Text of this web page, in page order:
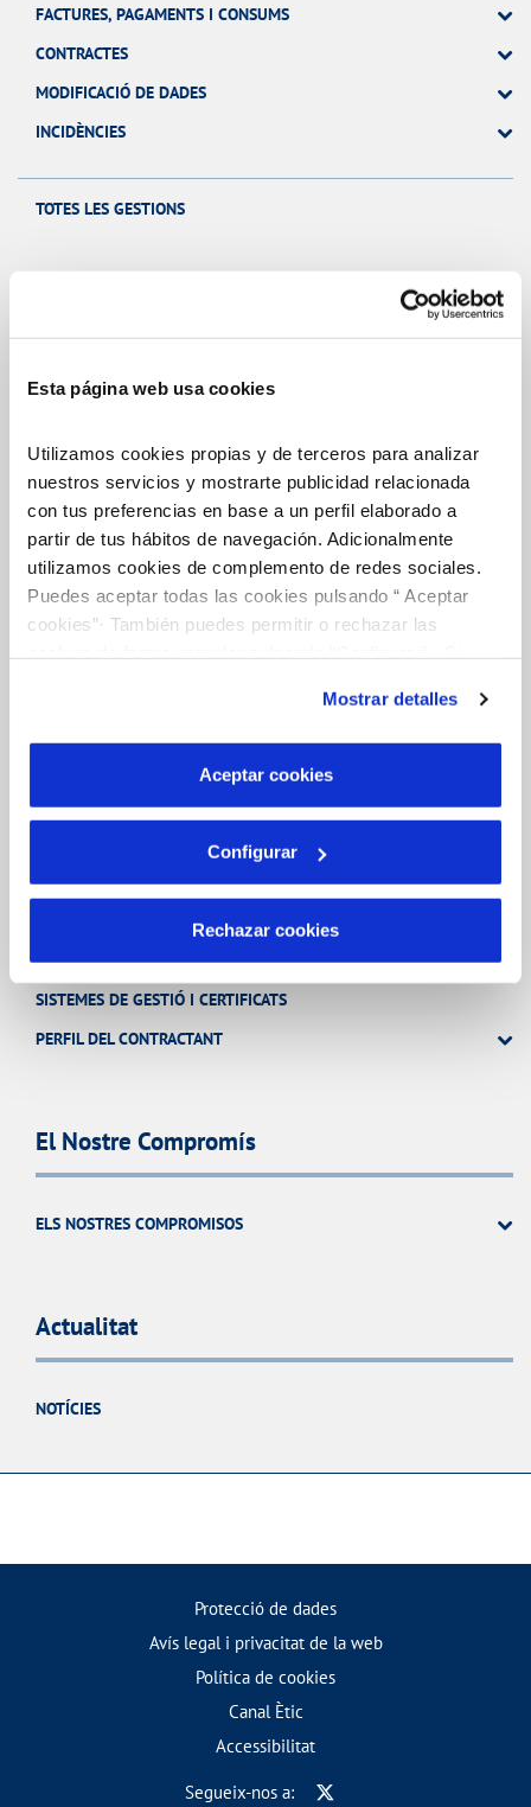
Esta página web usa cookies
Utilizamos cookies propias y de terceros para analizar
nuestros servicios y mostrarte publicidad relacionada
con tus preferencias en base a un perfil elaborado a
partir de tus hábitos de navegación. Adicionalmente
utilizamos cookies de complemento de redes sociales.
Puedes aceptar todas las cookies pulsando “ Aceptar
cookies”· También puedes permitir o rechazar las
instalación de todas las cookies salvo las necesarias que
son indispensables para que el sitio web funcione y que
por tanto no se pueden desactivar. Puedes consultar
Mostrar detalles
Aceptar cookies
Configurar
Rechazar cookies
FACTURES, PAGAMENTS I CONSUMS
CONTRACTES
MODIFICACIÓ DE DADES
INCIDÈNCIES
TOTES LES GESTIONS
FACTURES I PREUS
COMPROMÍS DE SERVEI
La Teva Aigua
EL NOSTRE PAPER EN EL CICLE URBÀ
ACCIONISTAS
SISTEMES DE GESTIÓ I CERTIFICATS
PERFIL DEL CONTRACTANT
El Nostre Compromís
ELS NOSTRES COMPROMISOS
Actualitat
NOTÍCIES
Protecció de dades
Avís legal i privacitat de la web
Política de cookies
Canal Ètic
Accessibilitat
Segueix-nos a: